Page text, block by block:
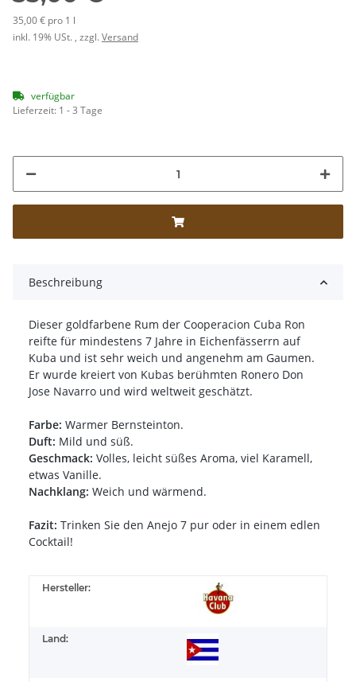
35,00 € pro 1 l
inkl. 19% USt. , zzgl.Versand
verfügbar
Lieferzeit: 1 - 3 Tage
Beschreibung
Dieser goldfarbene Rum der Cooperacion Cuba Ron
reifte für mindestens 7 Jahre in Eichenfässerrn auf
Kuba und ist sehr weich und angenehm am Gaumen.
Er wurde kreiert von Kubas berühmten Ronero Don
Jose Navarro und wird weltweit geschätzt.
Farbe: Warmer Bernsteinton.
Duft: Mild und süß.
Geschmack: Volles, leicht süßes Aroma, viel Karamell,
etwas Vanille.
Nachklang: Weich und wärmend.
Fazit: Trinken Sie den Anejo 7 pur oder in einem edlen
Cocktail!
Hersteller:
Land: